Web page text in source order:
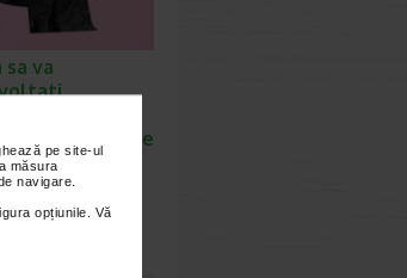
pe site-ul
măsura
navigare.
opțiunile. Vă
sa va
metode
va puteti
EQ-ul
citire: